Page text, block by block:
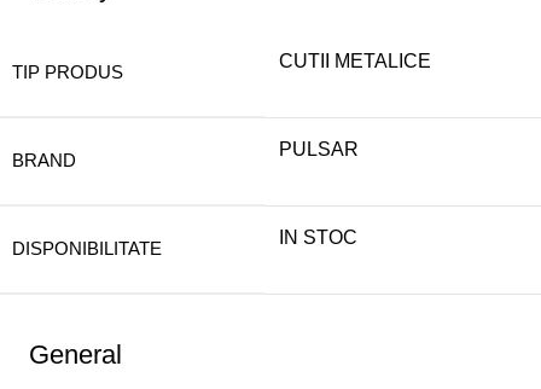
TIP PRODUS
CUTII METALICE
BRAND
PULSAR
DISPONIBILITATE
IN STOC
General